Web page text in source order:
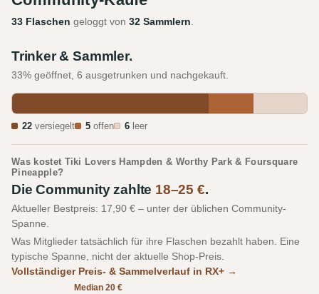
33 Flaschen geloggt von 32 Sammlern.
Trinker & Sammler.
33% geöffnet, 6 ausgetrunken und nachgekauft.
22 versiegelt 5 offen 6 leer
Was kostet Tiki Lovers Hampden & Worthy Park & Foursquare
Pineapple?
Die Community zahlte 18–25 €.
Aktueller Bestpreis: 17,90 € – unter der üblichen Community-
Spanne.
Was Mitglieder tatsächlich für ihre Flaschen bezahlt haben. Eine
typische Spanne, nicht der aktuelle Shop-Preis.
Vollständiger Preis- & Sammelverlauf in RX+ →
Median 20 €